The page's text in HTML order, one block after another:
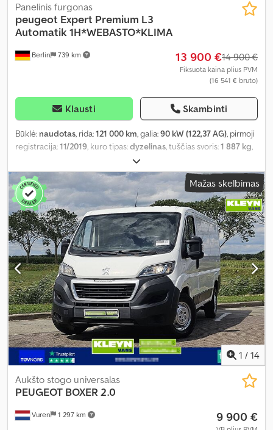
Berlin 739 km
Panelinis furgonas
peugeot Expert Premium L3
Automatik 1H*WEBASTO*KLIMA
13 900 €14 900 €
Fiksuota kaina plius PVM
(16 541 € bruto)
Klausti Skambinti
Būklė: naudotas, rida:121 000 km, galia:90 kW (122,37 AG), pirmoji
registracija:11/2019, kuro tipas:dyzelinas, tuščias svoris:1 887 kg,
, ašių konfigūracija:
CO₂ emisijos:163 g/km, kuro sąnaudos (mieste):6,6 l/100 km, kuro
sąnaudos (užmiestyje):
5,8 l/100 km
, kombinuota degalų sąnauda:
6,2 l/100 km
, spalva: juodas , vairuotojo kabina:
, pavaros tipas:
automatinis, emisijos klasė:Euro 6, pakaba:kitas, sėdimų vietų
skaičius:3, Įranga:ABS, autonominis šildytuvas, borto
kompiuteris, centrinis užraktas, elektroninė stabilumo
programa (ESP), imobilaizerio sistema, kruizo kontrolė, oro
kondicionavimas, oro pagalvė, stumdomos durys, suodžių
filtras, trauki kontrolė,
Mažas skelbimas
1 / 14
Vuren 1 297 km
Aukšto stogo universalas
PEUGEOT BOXER 2.0
9 900 €